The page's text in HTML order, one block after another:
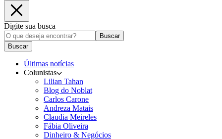
Digite sua busca
Buscar
Buscar
Últimas notícias
Colunistas
Lilian Tahan
Blog do Noblat
Carlos Carone
Andreza Matais
Claudia Meireles
Fábia Oliveira
Dinheiro & Negócios